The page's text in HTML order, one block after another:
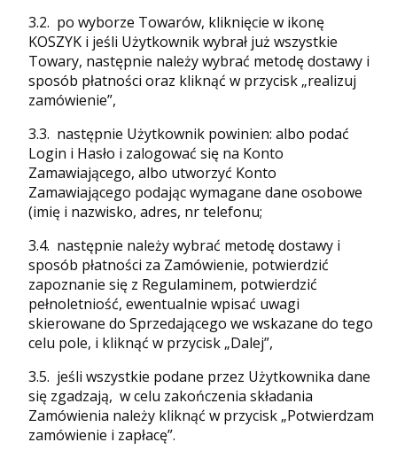
3.2. po wyborze Towarów, kliknięcie w ikonę
KOSZYK i jeśli Użytkownik wybrał już wszystkie
Towary, następnie należy wybrać metodę dostawy i
sposób płatności oraz kliknąć w przycisk „realizuj
zamówienie”,
3.3. następnie Użytkownik powinien: albo podać
Login i Hasło i zalogować się na Konto
Zamawiającego, albo utworzyć Konto
Zamawiającego podając wymagane dane osobowe
(imię i nazwisko, adres, nr telefonu;
3.4. następnie należy wybrać metodę dostawy i
sposób płatności za Zamówienie, potwierdzić
zapoznanie się z Regulaminem, potwierdzić
pełnoletniość, ewentualnie wpisać uwagi
skierowane do Sprzedającego we wskazane do tego
celu pole, i kliknąć w przycisk „Dalej”,
3.5. jeśli wszystkie podane przez Użytkownika dane
się zgadzają, w celu zakończenia składania
Zamówienia należy kliknąć w przycisk „Potwierdzam
zamówienie i zapłacę”.